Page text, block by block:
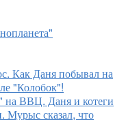
Как Даня побывал на
"Колобок"!
на ВВЦ. Даня и котеги
Мурыс сказал, что